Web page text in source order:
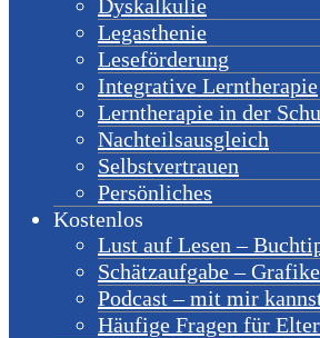
Dyskalkulie
Legasthenie
Leseförderung
Integrative Lerntherapie
Lerntherapie in der
Nachteilsausgleich
Selbstvertrauen
Persönliches
Kostenlos
Lust auf Lesen –
Schätzaufgabe –
Podcast – mit mir
Häufige Fragen für